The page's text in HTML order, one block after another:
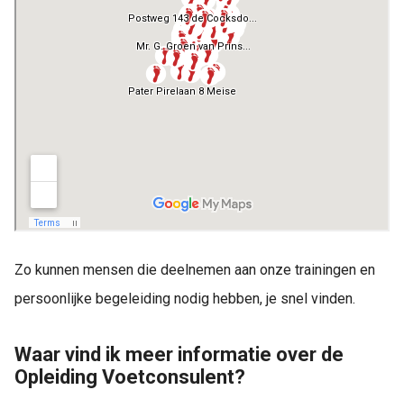
Zo kunnen mensen die deelnemen aan onze trainingen en
persoonlijke begeleiding nodig hebben, je snel vinden.
Waar vind ik meer informatie over de
Opleiding Voetconsulent?